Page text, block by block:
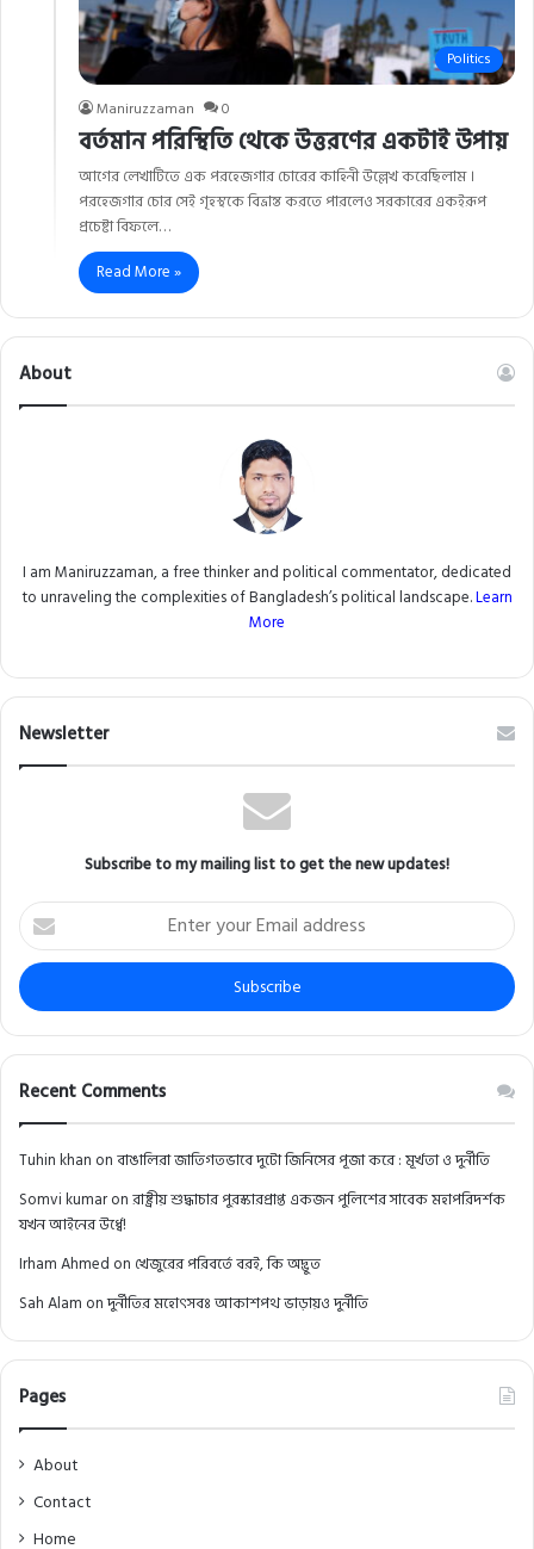
Politics
Maniruzzaman 0
বর্তমান পরিস্থিতি থেকে উত্তরণের একটাই উপায়
আগের লেখাটিতে এক পরহেজগার চোরের কাহিনী উল্লেখ করেছিলাম ।
পরহেজগার চোর সেই গৃহস্থকে বিভ্রান্ত করতে পারলেও সরকারের একইরূপ
প্রচেষ্টা বিফলে…
Read More »
About
I am Maniruzzaman, a free thinker and political commentator, dedicated
to unraveling the complexities of Bangladesh’s political landscape.Learn
More
Newsletter
Subscribe to my mailing list to get the new updates!
Enter
your
Email
address
Recent Comments
Tuhin khan onবাঙালিরা জাতিগতভাবে দুটো জিনিসের পূজা করে : মূর্খতা ও দুর্নীতি
Somvi kumaronরাষ্ট্রীয় শুদ্ধাচার পুরস্কারপ্রাপ্ত একজন পুলিশের সাবেক মহাপরিদর্শক
যখন আইনের উর্ধ্বে!
Irham Ahmed on খেজুরের পরিবর্তে বরই, কি অদ্ভুত
Sah Alam onদুর্নীতির মহোৎসবঃ আকাশপথ ভাড়ায়ও দুর্নীতি
Pages
About
Contact
Home